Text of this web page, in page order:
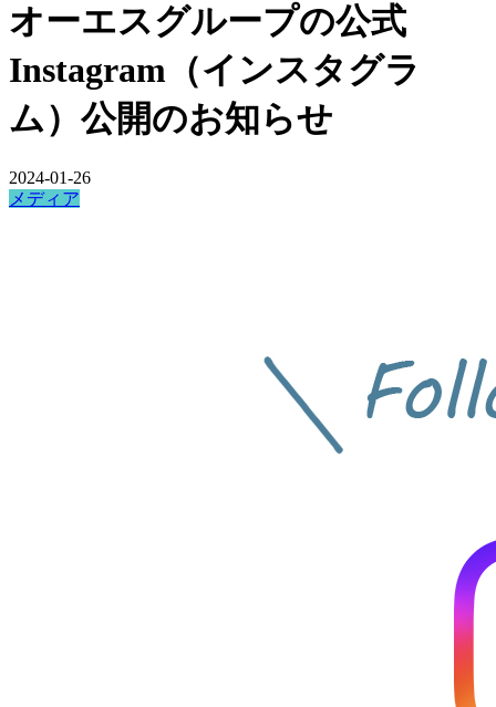
オーエスグループの公式
Instagram（インスタグラ
ム）公開のお知らせ
2024-01-26
メディア